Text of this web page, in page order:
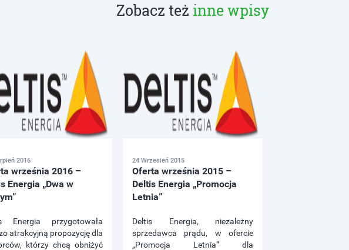
Zobacz też inne wpisy
2016
września 2016 –
Energia „Dwa w
Energia przygotowała
atrakcyjną propozycję dla
którzy chcą obniżyć
24 Wrzesień 2015
Oferta września 2015 –
Deltis Energia „Promocja
Letnia”
Deltis Energia, niezależny
sprzedawca prądu, w ofercie
„Promocja Letnia” dla